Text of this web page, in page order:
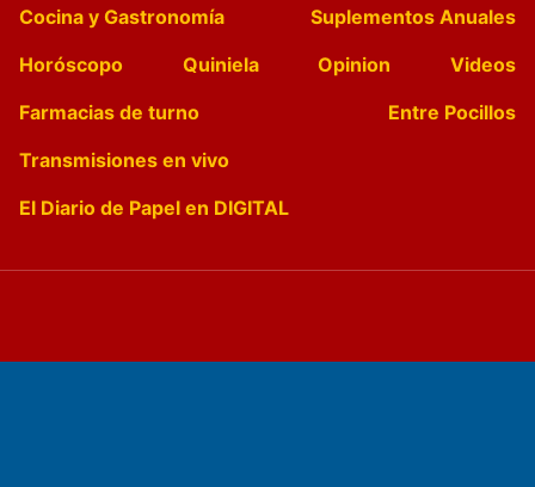
Cocina y Gastronomía
Suplementos Anuales
Horóscopo
Quiniela Opinion
Videos
Farmacias de turno
Entre Pocillos
Transmisiones en vivo
El Diario de Papel en DIGITAL